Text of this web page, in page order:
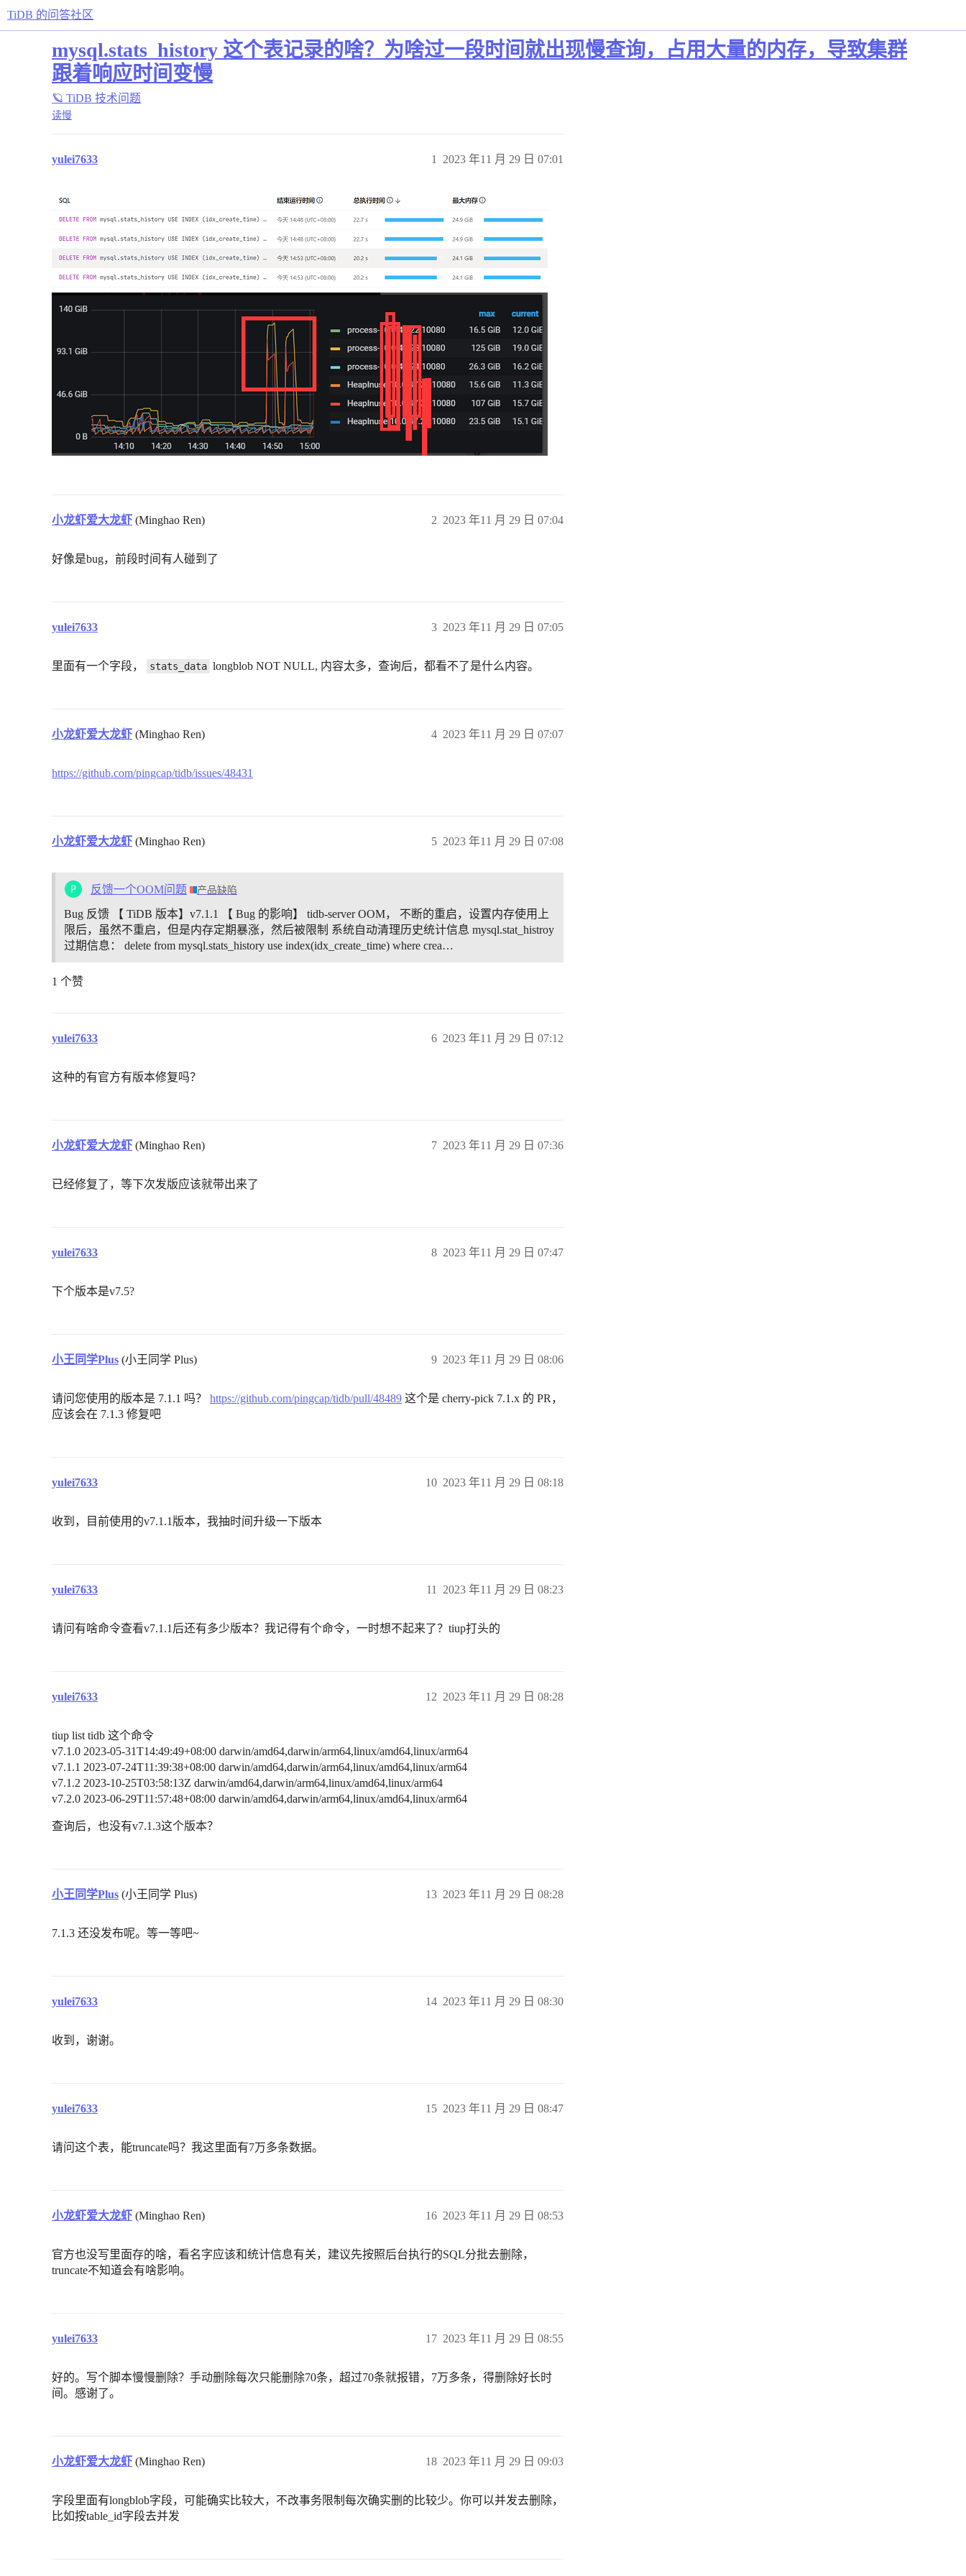
TiDB 的问答社区
mysql.stats_history 这个表记录的啥？为啥过一段时间就出现慢查询，占用大量的内存，导致集群
跟着响应时间变慢
🪐 TiDB 技术问题
读慢
yulei7633 2023 年11 月 29 日 07:01
1
小龙虾爱大龙虾 (Minghao Ren) 2023 年11 月 29 日 07:04
2
好像是bug，前段时间有人碰到了
yulei7633 2023 年11 月 29 日 07:05
3
里面有一个字段， stats_data longblob NOT NULL, 内容太多，查询后，都看不了是什么内容。
小龙虾爱大龙虾 (Minghao Ren) 2023 年11 月 29 日 07:07
4
https://github.com/pingcap/tidb/issues/48431
小龙虾爱大龙虾 (Minghao Ren) 2023 年11 月 29 日 07:08
5
反馈一个OOM问题 产品缺陷
Bug 反馈 【 TiDB 版本】v7.1.1 【 Bug 的影响】 tidb-server OOM， 不断的重启，设置内存使用上
限后，虽然不重启，但是内存定期暴涨，然后被限制 系统自动清理历史统计信息 mysql.stat_histroy
过期信息： delete from mysql.stats_history use index(idx_create_time) where crea…
1 个赞
yulei7633 2023 年11 月 29 日 07:12
6
这种的有官方有版本修复吗？
小龙虾爱大龙虾 (Minghao Ren) 2023 年11 月 29 日 07:36
7
已经修复了，等下次发版应该就带出来了
yulei7633 2023 年11 月 29 日 07:47
8
下个版本是v7.5?
小王同学Plus (小王同学 Plus) 2023 年11 月 29 日 08:06
9
请问您使用的版本是 7.1.1 吗？ https://github.com/pingcap/tidb/pull/48489 这个是 cherry-pick 7.1.x 的 PR，
应该会在 7.1.3 修复吧
yulei7633 2023 年11 月 29 日 08:18
10
收到，目前使用的v7.1.1版本，我抽时间升级一下版本
yulei7633 2023 年11 月 29 日 08:23
11
请问有啥命令查看v7.1.1后还有多少版本？我记得有个命令，一时想不起来了？tiup打头的
yulei7633 2023 年11 月 29 日 08:28
12
tiup list tidb 这个命令
v7.1.0 2023-05-31T14:49:49+08:00 darwin/amd64,darwin/arm64,linux/amd64,linux/arm64
v7.1.1 2023-07-24T11:39:38+08:00 darwin/amd64,darwin/arm64,linux/amd64,linux/arm64
v7.1.2 2023-10-25T03:58:13Z darwin/amd64,darwin/arm64,linux/amd64,linux/arm64
v7.2.0 2023-06-29T11:57:48+08:00 darwin/amd64,darwin/arm64,linux/amd64,linux/arm64
查询后，也没有v7.1.3这个版本？
小王同学Plus (小王同学 Plus) 2023 年11 月 29 日 08:28
13
7.1.3 还没发布呢。等一等吧~
yulei7633 2023 年11 月 29 日 08:30
14
收到，谢谢。
yulei7633 2023 年11 月 29 日 08:47
15
请问这个表，能truncate吗？我这里面有7万多条数据。
小龙虾爱大龙虾 (Minghao Ren) 2023 年11 月 29 日 08:53
16
官方也没写里面存的啥，看名字应该和统计信息有关，建议先按照后台执行的SQL分批去删除，
truncate不知道会有啥影响。
yulei7633 2023 年11 月 29 日 08:55
17
好的。写个脚本慢慢删除？手动删除每次只能删除70条，超过70条就报错，7万多条，得删除好长时
间。感谢了。
小龙虾爱大龙虾 (Minghao Ren) 2023 年11 月 29 日 09:03
18
字段里面有longblob字段，可能确实比较大，不改事务限制每次确实删的比较少。你可以并发去删除，
比如按table_id字段去并发